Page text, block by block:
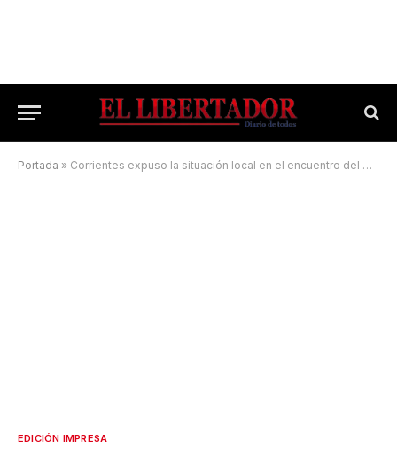
Portada » Corrientes expuso la situación local en el encuentro del Consejo Federal Pyme
EDICIÓN IMPRESA